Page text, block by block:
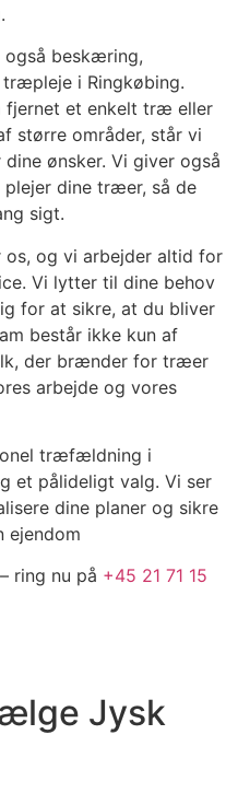
beskæring,
i Ringkøbing.
fjernet et enkelt træ eller
større områder, står vi
ønsker. Vi giver også
dine træer, så de
sigt.
og vi arbejder altid for
Vi lytter til dine behov
for at sikre, at du bliver
består ikke kun af
der brænder for træer
arbejde og vores
træfældning i
et pålideligt valg. Vi ser
dine planer og sikre
ejendom
ring nu på +45 21 71 15
Jysk